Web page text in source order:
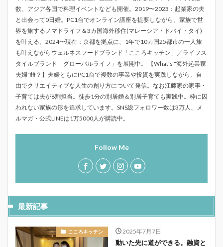
数、アジア各国で料理イベントなども開催。2019〜2023：起業家の夫
と出会って0日婚。PC1台でオンライン講座を提要しながら、家族で世
界を旅するノマドライフ＆3カ国海外移住(マレーシア・ドバイ・タイ)
を叶える。2024〜現在：京都を拠点に、1年で10カ国25都市の一人旅
も叶えながらウェルネスフードブランド「こころキッチン」／ライフス
タイルブランド「グローバルライフ」を展開中。 【What's "海外起業家
夫婦"👫？】夫婦ともにPC1台で複数の事業や投資を実践しながら、自
由でクリエイティブな人生の創り方について発信。なお江藤家の家事・
子育ては夫が8割担当。徒歩1分の別居婚＆別居子育ても実践中。枠に囚
われない家族の形を追求しています。SNS総フォロワー数は3万人、メ
ルマガ・公式LINEは1万5000人が購読中。
Follow Me
最新記事
こころキッチン 2025年7月7日
動いた先に道ができる。融資と